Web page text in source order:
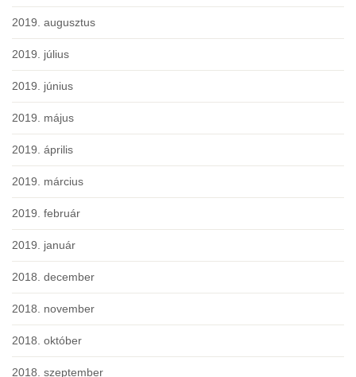
2019. augusztus
2019. július
2019. június
2019. május
2019. április
2019. március
2019. február
2019. január
2018. december
2018. november
2018. október
2018. szeptember